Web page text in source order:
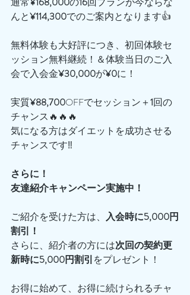
んと¥114,300でのご案内となります👍
無料体験も大好評につき、初回体験セ
ッション無料継続！＆体験当日のご入
会で入会金¥30,000が¥0に！
実質¥88,700OFFでセッション＋1回の
チャンス🔥🔥🔥
気になる方はダイエットを成功させる
チャンスです‼️
さらに！
友達紹介キャンペーン実施中！
ご紹介を受けた方は、 入会時に5,000円
割引！
さらに、紹介者の方には次回の契約更
新時に5,000円割引をプレゼント！
お得に始めて、お得に続けられるチャ